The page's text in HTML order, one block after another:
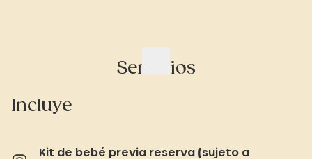
Servicios
Incluye
Kit de bebé previa reserva (sujeto a